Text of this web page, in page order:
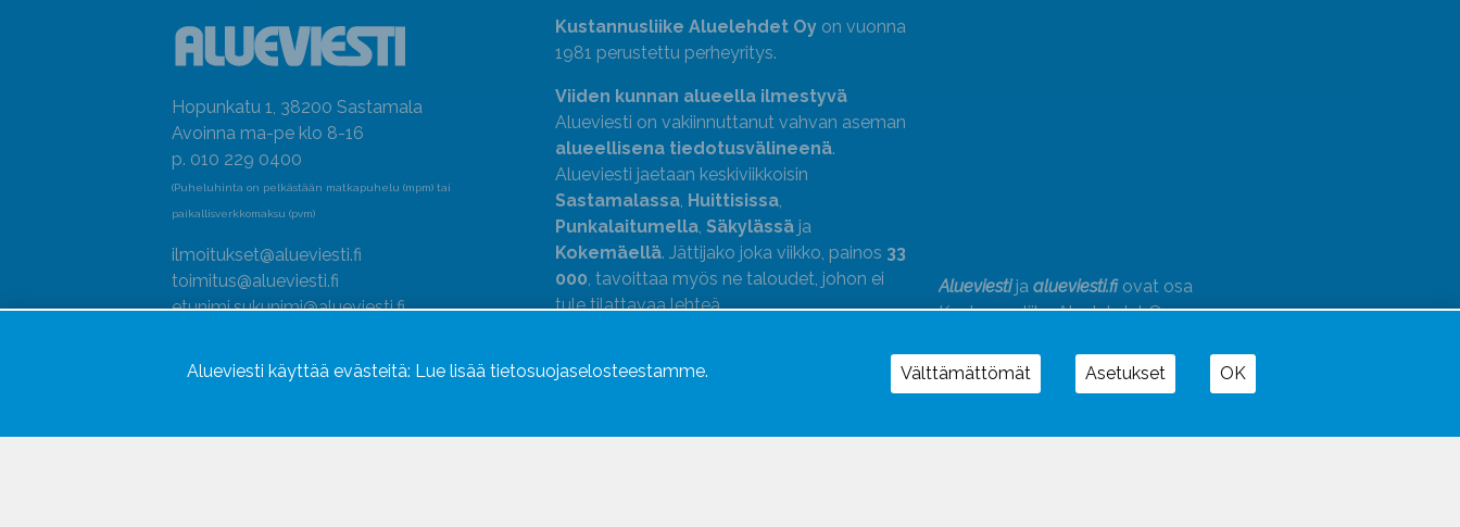
Hopunkatu 1, 38200 Sastamala
Avoinna ma-pe klo 8-16
p. 010 229 0400
(Puheluhinta on pelkästään matkapuhelu (mpm) tai
paikallisverkkomaksu (pvm)
ilmoitukset@alueviesti.fi
toimitus@alueviesti.fi
etunimi.sukunimi@alueviesti.fi
Rekisteri- ja tietosuojaseloste
Kustannusliike Aluelehdet Oyon vuonna
1981 perustettu perheyritys.
Viiden kunnan alueella ilmestyvä
Alueviesti on vakiinnuttanut vahvan aseman
alueellisena tiedotusvälineenä.
Alueviesti jaetaan keskiviikkoisin
Sastamalassa, Huittisissa,
Punkalaitumella, Säkylässäja
Kokemäellä. Jättijako joka viikko, painos 33
000, tavoittaa myös ne taloudet, johon ei
tule tilattavaa lehteä.
Uutismedian Liiton jäsen. Noudatamme
Alueviestija alueviesti.fiovat osa
Kustannusliike Aluelehdet Oy –
kokonaisuuden täydentävät Alueradiot
Aluepaino
Alueviesti käyttää evästeitä: Lue lisää tietosuojaselosteestamme. Välttämättömät Asetukset OK